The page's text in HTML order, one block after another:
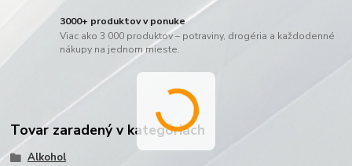
3000+ produktov v ponuke
Viac ako 3 000 produktov – potraviny, drogéria a každodenné
nákupy na jednom mieste.
Tovar zaradený v kategóriách
Alkohol